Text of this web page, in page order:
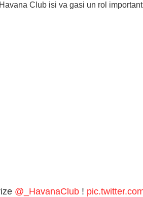
Club isi va gasi un rol
@_HavanaClub !